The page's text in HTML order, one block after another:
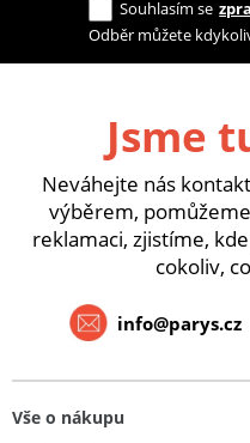
Souhlasím se
Odběr můžete
Jsme
Neváhejte nás
výběrem,
reklamaci, zjistíme,
cokoliv,
info@parys.cz
Vše o nákupu